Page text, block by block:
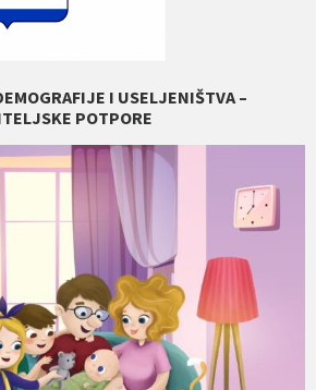
I USELJENIŠTVA –
POTPORE